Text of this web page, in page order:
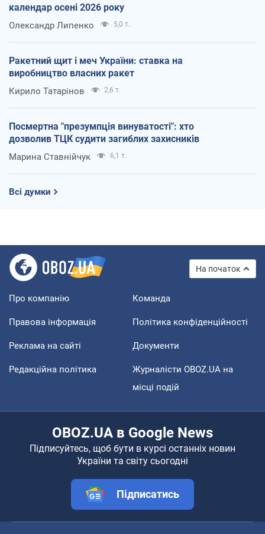
календар осені 2026 року
Олександр Липенко 5,0 т.
Ракетний щит і меч України: ставка на
виробництво власних ракет
Кирило Татарінов 2,6 т.
Посмертна "презумпція винуватості": хто
дозволив ТЦК судити загиблих захисників
Марина Ставнійчук 6,1 т.
Всі думки
На початок
Про компанію Команда
Правова інформація Політика конфіденційності
Реклама на сайті Документи
Редакційна політика
Журналісти OBOZ.UA на
місці подій
OBOZ.UA в Google News
Підписуйтесь, щоб бути в курсі останніх новин
України та світу сьогодні
Підписатись